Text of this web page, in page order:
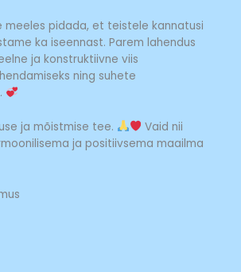
meeles pidada, et teistele kannatusi
ka iseennast. Parem lahendus
ja konstruktiivne viis
ning suhete
ja mõistmise tee.
Vaid nii
ja positiivsema maailma